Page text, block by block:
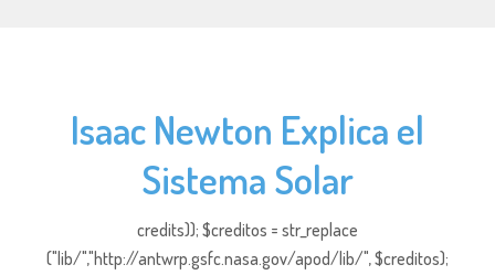
Isaac Newton Explica el
Sistema Solar
credits)); $creditos = str_replace
("lib/","http://antwrp.gsfc.nasa.gov/apod/lib/", $creditos);